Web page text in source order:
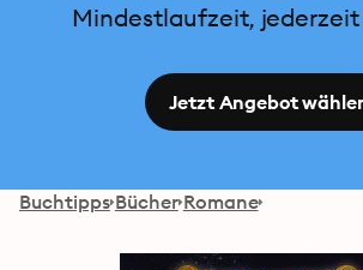
Mindestlaufzeit,
Jetzt Angebot
Buchtipps Bücher Romane